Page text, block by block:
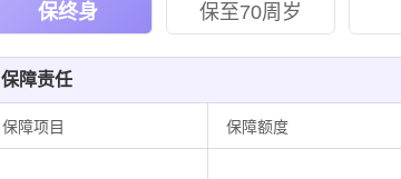
保终身 保至70周岁
保障责任
保障项目 保障额度